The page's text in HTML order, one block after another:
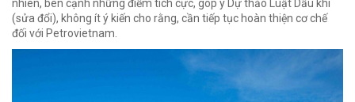
nhiên, bên cạnh những điểm tích cực, góp ý Dự thảo Luật Dầu khí
(sửa đổi), không ít ý kiến cho rằng, cần tiếp tục hoàn thiện cơ chế
đối với Petrovietnam.